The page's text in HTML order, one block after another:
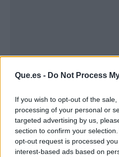
Que.es - Do Not Process
If you wish to opt-out of the
processing of your personal or
targeted advertising by us,
section to confirm your
opt-out request is processed
interest-based ads based on
Juegos de mesa
Valentín